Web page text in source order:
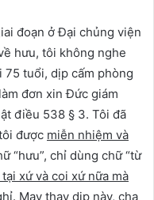
đoạn ở Đại chủng viện
hưu, tôi không nghe
tuổi, dịp cấm phòng
đơn xin Đức giám
điều 538 § 3. Tôi đã
được miễn nhiệm và
“hưu”, chỉ dùng chữ “từ
xứ và coi xứ nữa mà
May thay dịp này, cha